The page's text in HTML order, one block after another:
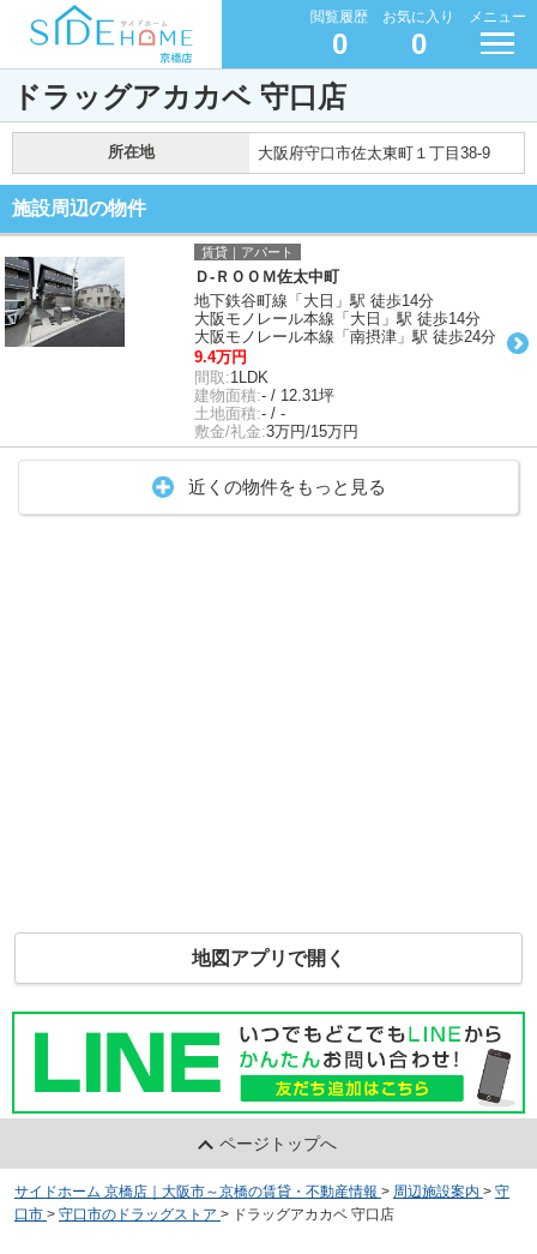
閲覧履歴
0
お気に入り
0
メニュー
ドラッグアカカベ 守口店
所在地 大阪府守口市佐太東町１丁目38-9
施設周辺の物件
賃貸｜アパート
Ｄ-ＲＯＯＭ佐太中町
地下鉄谷町線「大日」駅 徒歩14分
大阪モノレール本線「大日」駅 徒歩14分
大阪モノレール本線「南摂津」駅 徒歩24分
9.4万円
間取:1LDK
建物面積:- / 12.31坪
土地面積:- / -
敷金/礼金:3万円/15万円
近くの物件をもっと見る
地図アプリで開く
ページトップへ
サイドホーム 京橋店｜大阪市～京橋の賃貸・不動産情報 > 周辺施設案内 > 守
口市 > 守口市のドラッグストア > ドラッグアカカベ 守口店